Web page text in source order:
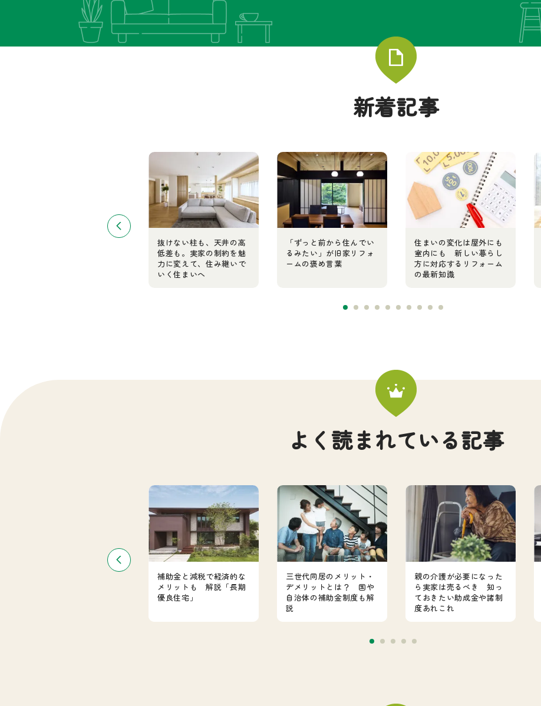
新着記事
抜けない柱も、天井の高
低差も。実家の制約を魅
力に変えて、住み継いで
いく住まいへ
「ずっと前から住んでい
るみたい」が旧家リフォ
ームの褒め言葉
住まいの変化は屋外にも
室内にも 新しい暮らし
方に対応するリフォーム
の最新知識
よく読まれている記事
補助金と減税で経済的な
メリットも 解説「長期
優良住宅」
三世代同居のメリット・
デメリットとは？ 国や
自治体の補助金制度も解
説
親の介護が必要になった
ら実家は売るべき 知っ
ておきたい助成金や諸制
度あれこれ